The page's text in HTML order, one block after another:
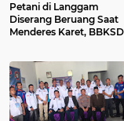
Petani di Langgam
Diserang Beruang Saat
Menderes Karet,